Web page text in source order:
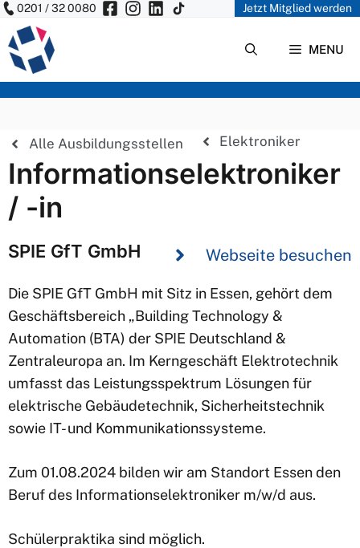
Zum
Inhalt
springen
0201 / 32 0080 Jetzt Mitglied werden
MENU
Alle Ausbildungsstellen Elektroniker
Informationselektroniker
/ -in
SPIE GfT GmbH Webseite besuchen
Die SPIE GfT GmbH mit Sitz in Essen, gehört dem
Geschäftsbereich „Building Technology &
Automation (BTA) der SPIE Deutschland &
Zentraleuropa an. Im Kerngeschäft Elektrotechnik
umfasst das Leistungsspektrum Lösungen für
elektrische Gebäudetechnik, Sicherheitstechnik
sowie IT- und Kommunikationssysteme.
Zum 01.08.2024 bilden wir am Standort Essen den
Beruf des Informationselektroniker m/w/d aus.
Schülerpraktika sind möglich.